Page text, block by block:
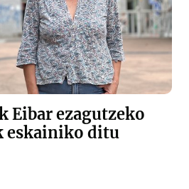
Eibar ezagutzeko
eskainiko ditu